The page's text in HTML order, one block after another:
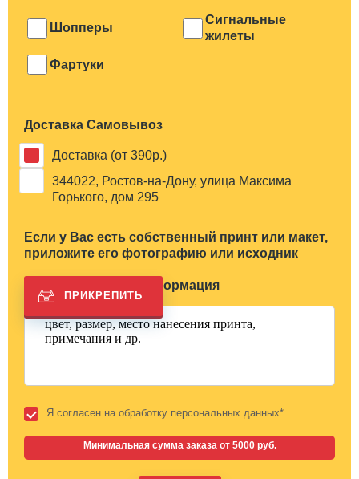
Шопперы
Сигнальные
жилеты
Фартуки
Доставка Самовывоз
Доставка (от 390р.)
344022, Ростов-на-Дону, улица Максима
Горького, дом 295
Если у Вас есть собственный принт или макет,
приложите его фотографию или исходник
Дополнительная информация
Я согласен на обработку персональных данных*
Минимальная сумма заказа от 5000 руб.